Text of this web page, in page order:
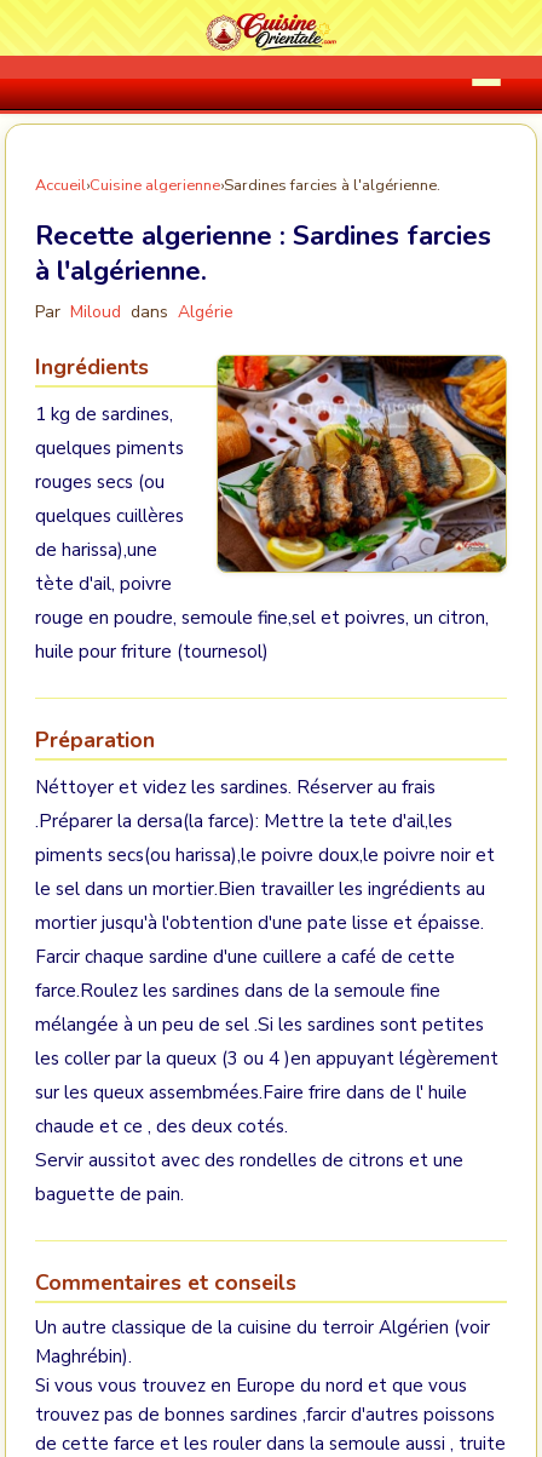
Accueil›Cuisine algerienne›Sardines farcies à l'algérienne.
Recette algerienne : Sardines farcies
à l'algérienne.
Par Miloud dans Algérie
Ingrédients
1 kg de sardines,
quelques piments
rouges secs (ou
quelques cuillères
de harissa),une
tète d'ail, poivre
rouge en poudre, semoule fine,sel et poivres, un citron,
huile pour friture (tournesol)
Préparation
Néttoyer et videz les sardines. Réserver au frais
.Préparer la dersa(la farce): Mettre la tete d'ail,les
piments secs(ou harissa),le poivre doux,le poivre noir et
le sel dans un mortier.Bien travailler les ingrédients au
mortier jusqu'à l'obtention d'une pate lisse et épaisse.
Farcir chaque sardine d'une cuillere a café de cette
farce.Roulez les sardines dans de la semoule fine
mélangée à un peu de sel .Si les sardines sont petites
les coller par la queux (3 ou 4 )en appuyant légèrement
sur les queux assembmées.Faire frire dans de l' huile
chaude et ce , des deux cotés.
Servir aussitot avec des rondelles de citrons et une
baguette de pain.
Commentaires et conseils
Un autre classique de la cuisine du terroir Algérien (voir
Maghrébin).
Si vous vous trouvez en Europe du nord et que vous
trouvez pas de bonnes sardines ,farcir d'autres poissons
de cette farce et les rouler dans la semoule aussi , truite